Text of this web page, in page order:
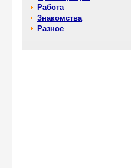
Работа
Знакомства
Разное